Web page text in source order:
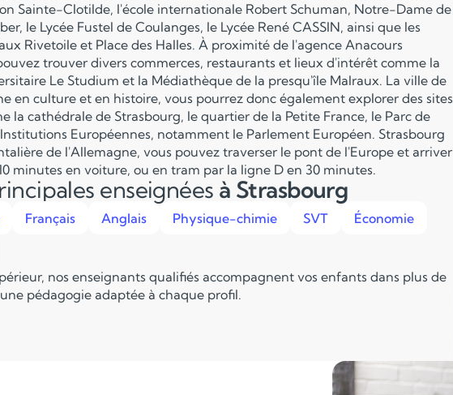
Sainte-Clotilde, l'école internationale Robert Schuman, Notre-Dame de
le Lycée Fustel de Coulanges, le Lycée René CASSIN, ainsi que les
Rivetoile et Place des Halles. À proximité de l'agence Anacours
trouver divers commerces, restaurants et lieux d'intérêt comme la
Le Studium et la Médiathèque de la presqu'île Malraux. La ville de
en culture et en histoire, vous pourrez donc également explorer des sites
la cathédrale de Strasbourg, le quartier de la Petite France, le Parc de
Européennes, notamment le Parlement Européen. Strasbourg
de l'Allemagne, vous pouvez traverser le pont de l'Europe et arriver
minutes en voiture, ou en tram par la ligne D en 30 minutes.
enseignées à Strasbourg
Français Anglais Physique-chimie SVT Économie
nos enseignants qualifiés accompagnent vos enfants dans plus de
pédagogie adaptée à chaque profil.